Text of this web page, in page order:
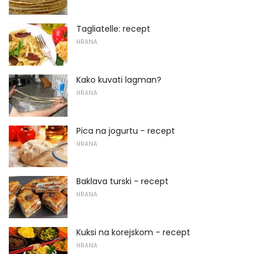
Tagliatelle: recept
HRANA
Kako kuvati lagman?
HRANA
Pica na jogurtu - recept
HRANA
Baklava turski - recept
HRANA
Kuksi na korejskom - recept
HRANA